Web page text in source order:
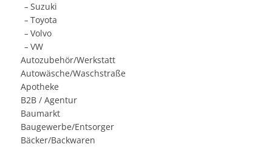
– Suzuki
– Toyota
– Volvo
– VW
Autozubehör/Werkstatt
Autowäsche/Waschstraße
Apotheke
B2B / Agentur
Baumarkt
Baugewerbe/Entsorger
Bäcker/Backwaren